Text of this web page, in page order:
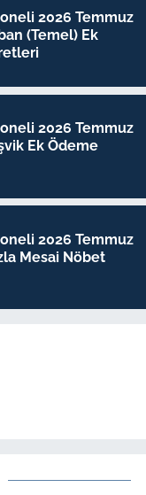
2026 Temmuz
(Temel) Ek
2026 Temmuz
Ek Ödeme
2026 Temmuz
Mesai Nöbet